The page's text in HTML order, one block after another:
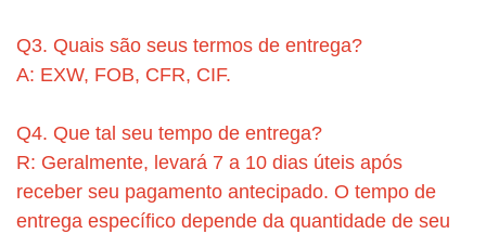
Q3. Quais são seus termos de entrega?
A: EXW, FOB, CFR, CIF.
Q4. Que tal seu tempo de entrega?
R: Geralmente, levará 7 a 10 dias úteis após
receber seu pagamento antecipado. O tempo de
entrega específico depende da quantidade de seu